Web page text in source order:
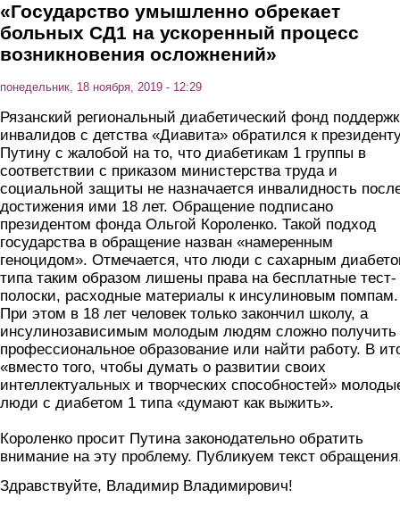
«Государство умышленно обрекает
больных СД1 на ускоренный процесс
возникновения осложнений»
понедельник, 18 ноября, 2019 - 12:29
Рязанский региональный диабетический фонд
инвалидов с детства «Диавита» обратился к
Путину с жалобой на то, что диабетикам 1 группы в
соответствии с приказом министерства труда и
социальной защиты не назначается инвалидность
достижения ими 18 лет. Обращение подписано
президентом фонда Ольгой Короленко. Такой подход
государства в обращение назван «намеренным
геноцидом». Отмечается, что люди с сахарным
типа таким образом лишены права на бесплатные тест-
полоски, расходные материалы к инсулиновым помпам.
При этом в 18 лет человек только закончил школу, а
инсулинозависимым молодым людям сложно получить
профессиональное образование или найти работу. В
«вместо того, чтобы думать о развитии своих
интеллектуальных и творческих способностей»
люди с диабетом 1 типа «думают как выжить».
Короленко просит Путина законодательно обратить
внимание на эту проблему. Публикуем текст
Здравствуйте, Владимир Владимирович!